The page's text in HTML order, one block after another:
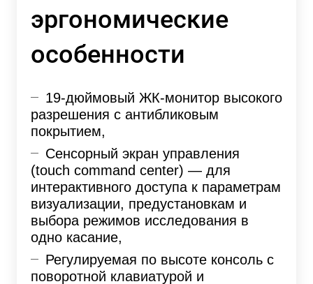
эргономические
особенности
19-дюймовый ЖК-монитор высокого
разрешения с антибликовым
покрытием,
Сенсорный экран управления
(touch command center) — для
интерактивного доступа к параметрам
визуализации, предустановкам и
выбора режимов исследования в
одно касание,
Регулируемая по высоте консоль с
поворотной клавиатурой и